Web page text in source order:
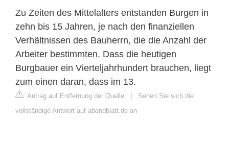
Zu Zeiten des Mittelalters entstanden Burgen in
zehn bis 15 Jahren, je nach den finanziellen
Verhältnissen des Bauherrn, die die Anzahl der
Arbeiter bestimmten. Dass die heutigen
Burgbauer ein Vierteljahrhundert brauchen, liegt
zum einen daran, dass im 13.
Antrag auf Entfernung der Quelle
Sehen Sie sich die
vollständige Antwort auf abendblatt.de an